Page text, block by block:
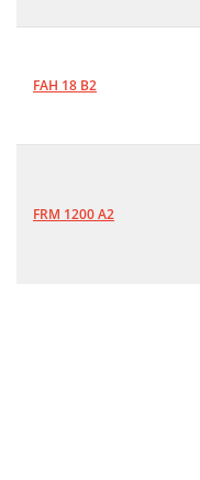
FAH 18 B2
FRM 1200 A2